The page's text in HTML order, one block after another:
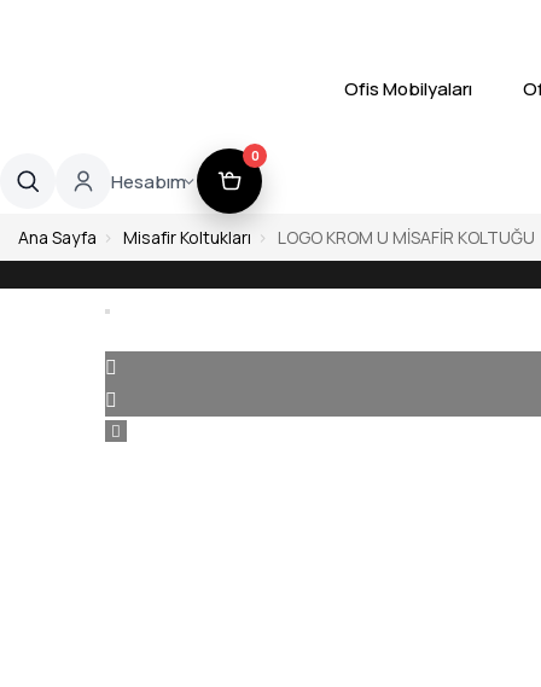
Ofis Mobilyaları
Hesabım
0
Ana Sayfa Misafir Koltukları LOGO KROM U MİSAFİR KOLTUĞU